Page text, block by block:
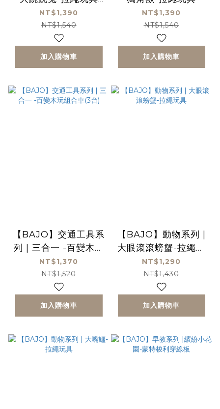
(粉色)
NT$1,390
NT$1,540
加入購物車
NT$1,390
NT$1,540
加入購物車
【BAJO】交通工具系
列 | 三合一 -百變木玩
組合車(3台)
NT$1,370
NT$1,520
加入購物車
【BAJO】動物系列 |
大眼滾滾螃蟹-拉繩玩
具
NT$1,290
NT$1,430
加入購物車